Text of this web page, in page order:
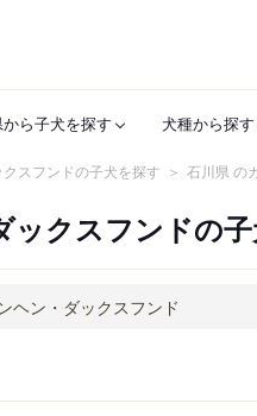
ら子犬を探す 犬種から探す
スフンドの子犬を探す 石川県 の
ックスフンドの